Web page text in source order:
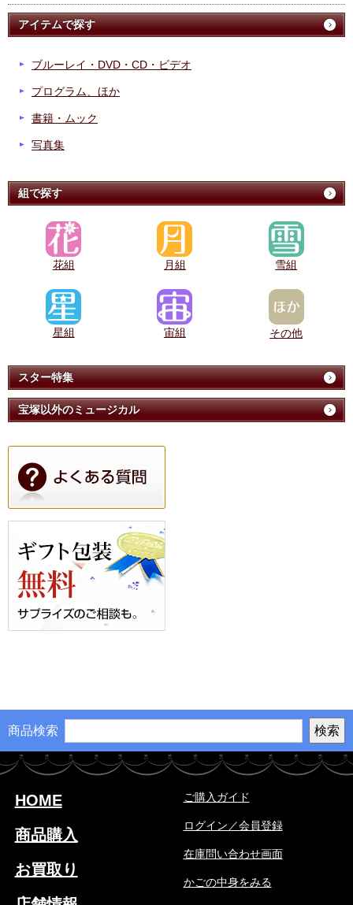
アイテムで探す
ブルーレイ・DVD・CD・ビデオ
プログラム、ほか
書籍・ムック
写真集
組で探す
花組 月組 雪組
星組 宙組 その他
スター特集
宝塚以外のミュージカル
商品検索
HOME
商品購入
お買取り
ご購入ガイド
ログイン／会員登録
在庫問い合わせ画面
かごの中身をみる